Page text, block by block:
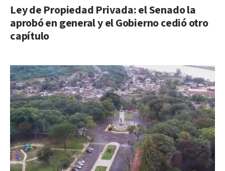
Ley de Propiedad Privada: el Senado la
aprobó en general y el Gobierno cedió otro
capítulo